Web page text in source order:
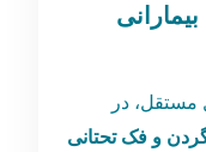
در
و فک تحتانی